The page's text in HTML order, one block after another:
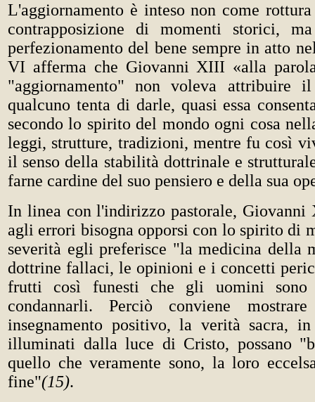
L'aggiornamento è inteso non come
contrapposizione di momenti storici,
perfezionamento del bene sempre in atto
VI afferma che Giovanni XIII «alla
"aggiornamento" non voleva attribuire
qualcuno tenta di darle, quasi essa
secondo lo spirito del mondo ogni cosa
leggi, strutture, tradizioni, mentre fu così
il senso della stabilità dottrinale e
farne cardine del suo pensiero e della sua
In linea con l'indirizzo pastorale,
agli errori bisogna opporsi con lo spirito di
severità egli preferisce "la medicina della
dottrine fallaci, le opinioni e i concetti
frutti così funesti che gli uomini sono
condannarli. Perciò conviene
insegnamento positivo, la verità sacra,
illuminati dalla luce di Cristo, possano
quello che veramente sono, la loro
fine"(15).